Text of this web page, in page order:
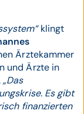
klingt
Ärztekammer
und Ärzte in
„Das
Es gibt
finanzierten